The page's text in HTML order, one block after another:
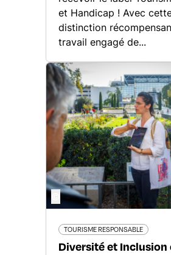
et Handicap ! Avec
distinction
travail engagé de...
TOURISME RESPONSABLE
Diversité et Inclusion
©